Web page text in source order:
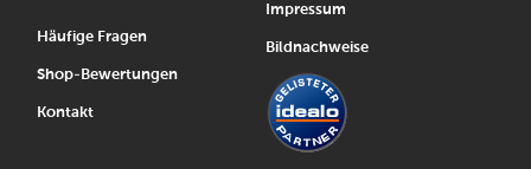
Häufige Fragen
Shop-Bewertungen
Kontakt
Impressum
Bildnachweise